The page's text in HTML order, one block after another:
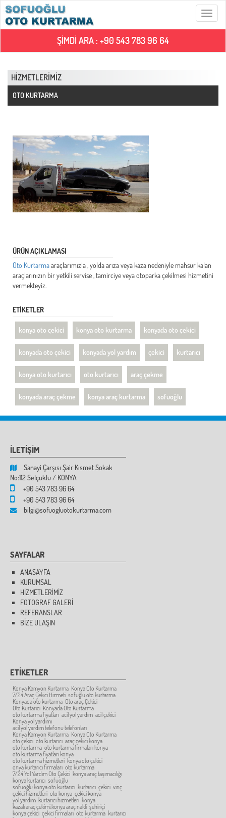
Menü
ŞİMDİ ARA : +90 543 783 96 64
HİZMETLERİMİZ
OTO KURTARMA
ÜRÜN AÇIKLAMASI
Oto Kurtarmaaraçlarımızla , yolda arıza veya kaza nedeniyle mahsur kalan
araçlarınızın bir yetkili servise , tamirciye veya otoparka çekilmesi hizmetini
vermekteyiz.
ETİKETLER
konya oto çekici konya oto kurtarma konyada oto çekici
konyada oto çekici konyada yol yardım çekici kurtarıcı
konya oto kurtarıcı oto kurtarıcı araç çekme
konyada araç çekme konya araç kurtarma sofuoğlu
İLETİŞİM
Sanayi Çarşısı Şair Kısmet Sokak
No:112 Selçuklu / KONYA
+90 543 783 96 64
+90 543 783 96 64
bilgi@sofuogluotokurtarma.com
SAYFALAR
ANASAYFA
KURUMSAL
HİZMETLERİMİZ
FOTOGRAF GALERİ
REFERANSLAR
BİZE ULAŞIN
ETİKETLER
Konya Kamyon Kurtarma Konya Oto Kurtarma
7/24 Araç Çekici Hizmeti sofuğlu oto kurtarma
Konyada oto kurtarma Oto araç Çekici
Oto Kurtarıcı Konyada Oto Kurtarma
oto kurtarma fiyatları acil yol yardım acil çekici
Konya yol yardımı
acil yol yardım telefonu telefonları
Konya Kamyon Kurtarma Konya Oto Kurtarma
oto çekici oto kurtarıcı araç çekici konya
oto kurtarma oto kurtarma firmaları konya
oto kurtarma fiyatları konya
oto kurtarma hizmetleri konya oto çekici
onya kurtarıcı firmaları oto kurtarma
7/24 Yol Yardım Oto Çekici konya araç taşımacılığı
konya kurtarıcı sofuoğlu
sofuoğlu konya oto kurtarıcı kurtarıcı çekici vinç
çekici hizmetleri oto konya çekici konya
yol yardım kurtarıcı hizmetleri konya
kazalı araç çekimi.konya araç nakli şehiriçi
konya çekici çekici firmaları oto kurtarma kurtarıcı